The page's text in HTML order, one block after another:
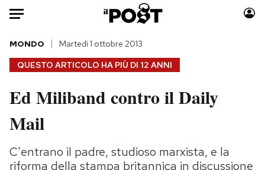
Auto
HOME
Italia
Politica
Tecnologia
Internet
Moda
Storie/Idee
Ok Boomer!
QUESTO ARTICOLO HA PIÙ DI 12 ANNI
MONDO Martedì 1 ottobre 2013
Ed Miliband contro il Daily
Mail
C'entrano il padre, studioso marxista, e la
riforma della stampa britannica in discussione